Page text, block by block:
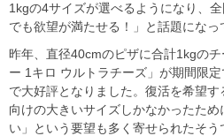
1kgの4サイズが選べるようになり、
でも欲望が満たせる！」と話題になっ
昨年、直径40cmのピザに合計1kgのチ
ー 1 キロ ウルトラチーズ」が期間限
で大好評となりました。復活を希望
向けの大きいサイズしかなかったた
い」という要望も多く寄せられたそう